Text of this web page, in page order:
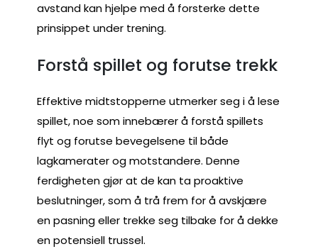
avstand kan hjelpe med å forsterke dette
prinsippet under trening.
Forstå spillet og forutse trekk
Effektive midtstopperne utmerker seg i å lese
spillet, noe som innebærer å forstå spillets
flyt og forutse bevegelsene til både
lagkamerater og motstandere. Denne
ferdigheten gjør at de kan ta proaktive
beslutninger, som å trå frem for å avskjære
en pasning eller trekke seg tilbake for å dekke
en potensiell trussel.